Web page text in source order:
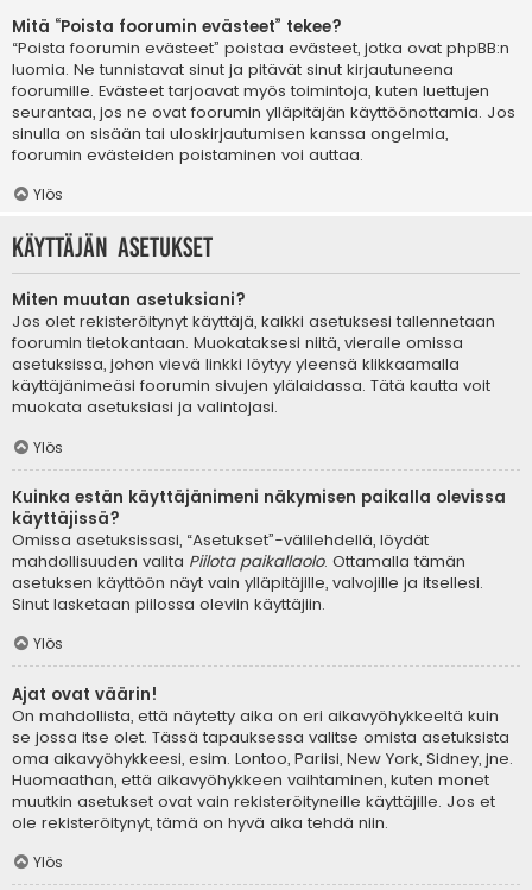
Mitä “Poista foorumin evästeet” tekee?
“Poista foorumin evästeet” poistaa evästeet, jotka ovat phpBB:n
luomia. Ne tunnistavat sinut ja pitävät sinut kirjautuneena
foorumille. Evästeet tarjoavat myös toimintoja, kuten luettujen
seurantaa, jos ne ovat foorumin ylläpitäjän käyttöönottamia. Jos
sinulla on sisään tai uloskirjautumisen kanssa ongelmia,
foorumin evästeiden poistaminen voi auttaa.
Ylös
Käyttäjän asetukset
Miten muutan asetuksiani?
Jos olet rekisteröitynyt käyttäjä, kaikki asetuksesi tallennetaan
foorumin tietokantaan. Muokataksesi niitä, vieraile omissa
asetuksissa, johon vievä linkki löytyy yleensä klikkaamalla
käyttäjänimeäsi foorumin sivujen ylälaidassa. Tätä kautta voit
muokata asetuksiasi ja valintojasi.
Ylös
Kuinka estän käyttäjänimeni näkymisen paikalla olevissa
käyttäjissä?
Omissa asetuksissasi, “Asetukset”-välilehdellä, löydät
mahdollisuuden valita Piilota paikallaolo. Ottamalla tämän
asetuksen käyttöön näyt vain ylläpitäjille, valvojille ja itsellesi.
Sinut lasketaan piilossa oleviin käyttäjiin.
Ylös
Ajat ovat väärin!
On mahdollista, että näytetty aika on eri aikavyöhykkeeltä kuin
se jossa itse olet. Tässä tapauksessa valitse omista asetuksista
oma aikavyöhykkeesi, esim. Lontoo, Pariisi, New York, Sidney, jne.
Huomaathan, että aikavyöhykkeen vaihtaminen, kuten monet
muutkin asetukset ovat vain rekisteröityneille käyttäjille. Jos et
ole rekisteröitynyt, tämä on hyvä aika tehdä niin.
Ylös